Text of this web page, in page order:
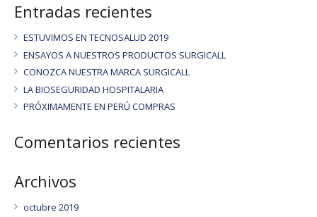
Entradas recientes
ESTUVIMOS EN TECNOSALUD 2019
ENSAYOS A NUESTROS PRODUCTOS SURGICALL
CONOZCA NUESTRA MARCA SURGICALL
LA BIOSEGURIDAD HOSPITALARIA
PRÓXIMAMENTE EN PERÚ COMPRAS
Comentarios recientes
Archivos
octubre 2019